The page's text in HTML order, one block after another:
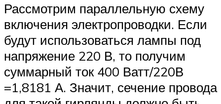
Рассмотрим параллельную схему
включения электропроводки. Если
будут использоваться лампы под
напряжение 220 В, то получим
суммарный ток 400 Ватт/220В
=1,8181 А. Значит, сечение провода